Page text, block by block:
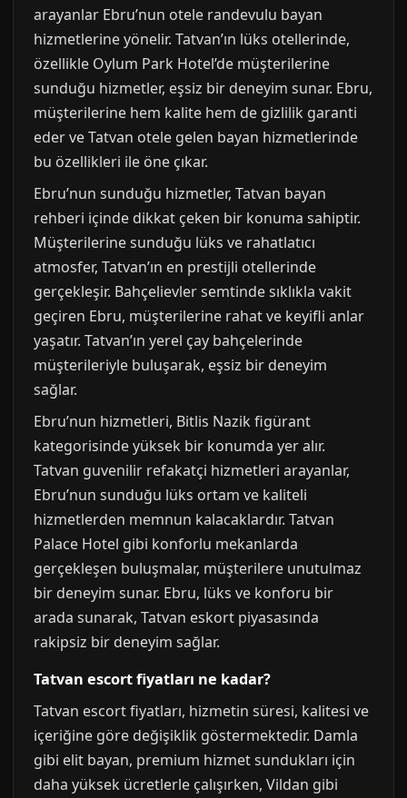
arayanlar Ebru’nun otele randevulu bayan
hizmetlerine yönelir. Tatvan’ın lüks otellerinde,
özellikle Oylum Park Hotel’de müşterilerine
sunduğu hizmetler, eşsiz bir deneyim sunar. Ebru,
müşterilerine hem kalite hem de gizlilik garanti
eder ve Tatvan otele gelen bayan hizmetlerinde
bu özellikleri ile öne çıkar.
Ebru’nun sunduğu hizmetler, Tatvan bayan
rehberi içinde dikkat çeken bir konuma sahiptir.
Müşterilerine sunduğu lüks ve rahatlatıcı
atmosfer, Tatvan’ın en prestijli otellerinde
gerçekleşir. Bahçelievler semtinde sıklıkla vakit
geçiren Ebru, müşterilerine rahat ve keyifli anlar
yaşatır. Tatvan’ın yerel çay bahçelerinde
müşterileriyle buluşarak, eşsiz bir deneyim
sağlar.
Ebru’nun hizmetleri, Bitlis Nazik figürant
kategorisinde yüksek bir konumda yer alır.
Tatvan guvenilir refakatçi hizmetleri arayanlar,
Ebru’nun sunduğu lüks ortam ve kaliteli
hizmetlerden memnun kalacaklardır. Tatvan
Palace Hotel gibi konforlu mekanlarda
gerçekleşen buluşmalar, müşterilere unutulmaz
bir deneyim sunar. Ebru, lüks ve konforu bir
arada sunarak, Tatvan eskort piyasasında
rakipsiz bir deneyim sağlar.
Tatvan escort fiyatları ne kadar?
Tatvan escort fiyatları, hizmetin süresi, kalitesi ve
içeriğine göre değişiklik göstermektedir. Damla
gibi elit bayan, premium hizmet sundukları için
daha yüksek ücretlerle çalışırken, Vildan gibi